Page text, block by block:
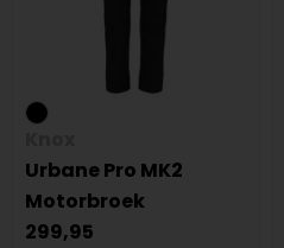
Urbane Pro MK2
Motorbroek
299,95